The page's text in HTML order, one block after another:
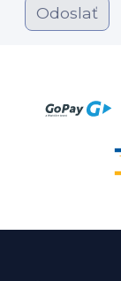
Odoslať